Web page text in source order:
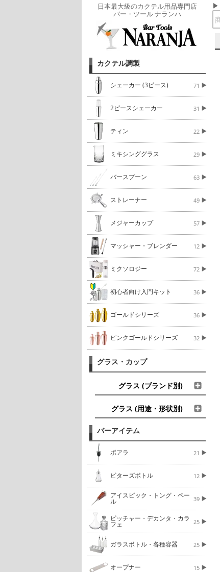
日本最大級のカクテル用品専門店
バー・ツール ナランハ
カクテル調製
シェーカー (3ピース) 71
2ピースシェーカー 31
ティン 22
ミキシンググラス 29
バースプーン 63
ストレーナー 49
メジャーカップ 57
マッシャー・ブレンダー 12
ミクソロジー 72
初心者向け入門キット 36
ゴールドシリーズ 36
ピンクゴールドシリーズ 32
グラス・カップ
グラス (ブランド別)
グラス (用途・形状別)
バーアイテム
ポアラ 21
ビターズボトル 12
アイスピック・トング・ペー
ル 39
ピッチャー・デカンタ・カラ
フェ 25
ガラスボトル・各種容器 25
オープナー 15